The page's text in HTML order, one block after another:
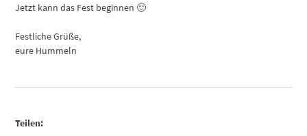
Jetzt kann das Fest beginnen 🙂
Festliche Grüße,
eure Hummeln
Teilen: